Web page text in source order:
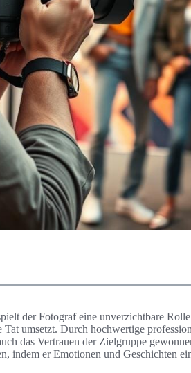
der Fotograf eine unverzichtbare
umsetzt. Durch hochwertige
das Vertrauen der Zielgruppe
indem er Emotionen und Geschichten